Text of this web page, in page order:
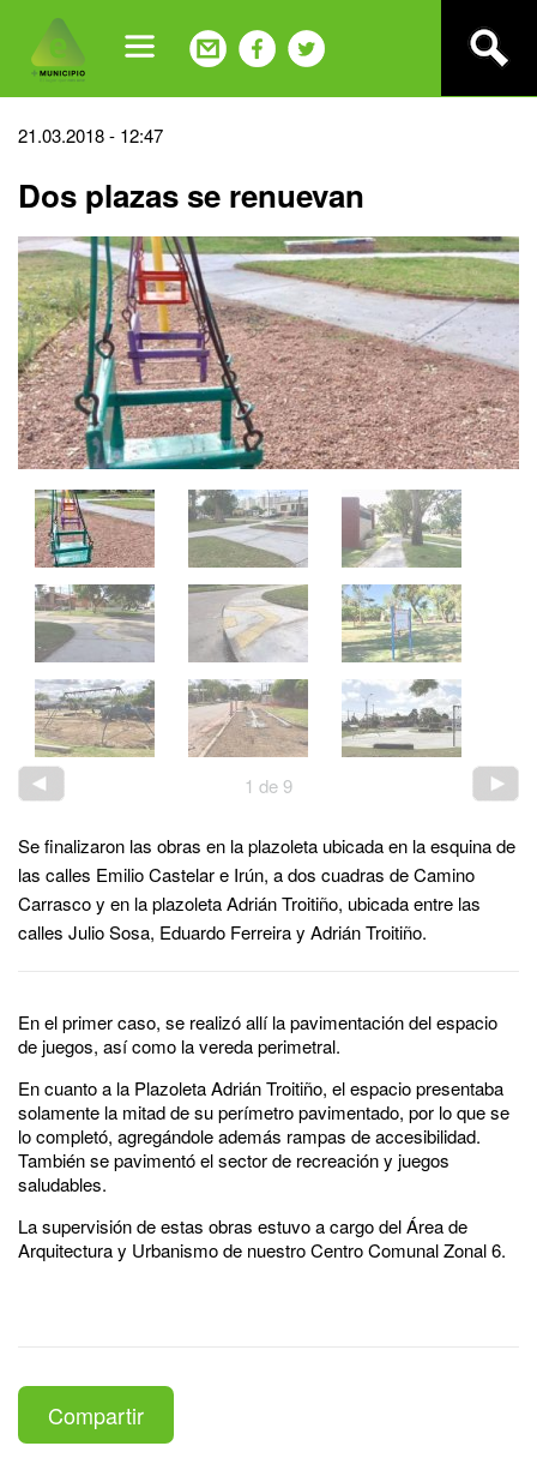
navigation
Back
top
21.03.2018 - 12:47
Dos plazas se renuevan
1 de 9
Se finalizaron las obras en la plazoleta ubicada en la esquina de
las calles Emilio Castelar e Irún, a dos cuadras de Camino
Carrasco y en la plazoleta Adrián Troitiño, ubicada entre las
calles Julio Sosa, Eduardo Ferreira y Adrián Troitiño.
En el primer caso, se realizó allí la pavimentación del espacio
de juegos, así como la vereda perimetral.
En cuanto a la Plazoleta Adrián Troitiño, el espacio presentaba
solamente la mitad de su perímetro pavimentado, por lo que se
lo completó, agregándole además rampas de accesibilidad.
También se pavimentó el sector de recreación y juegos
saludables.
La supervisión de estas obras estuvo a cargo del Área de
Arquitectura y Urbanismo de nuestro Centro Comunal Zonal 6.
Compartir